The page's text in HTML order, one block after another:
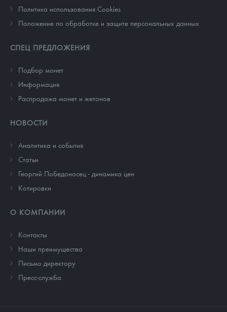
Политика использования Cookies
Положение по обработке и защите персональных данных
СПЕЦ ПРЕДЛОЖЕНИЯ
Подбор монет
Информация
Распродажа монет и жетонов
НОВОСТИ
Аналитика и события
Cтатьи
Георгий Победоносец - динамика цен
Котировки
О КОМПАНИИ
Контакты
Наши преимущества
Письмо директору
Пресс-служба